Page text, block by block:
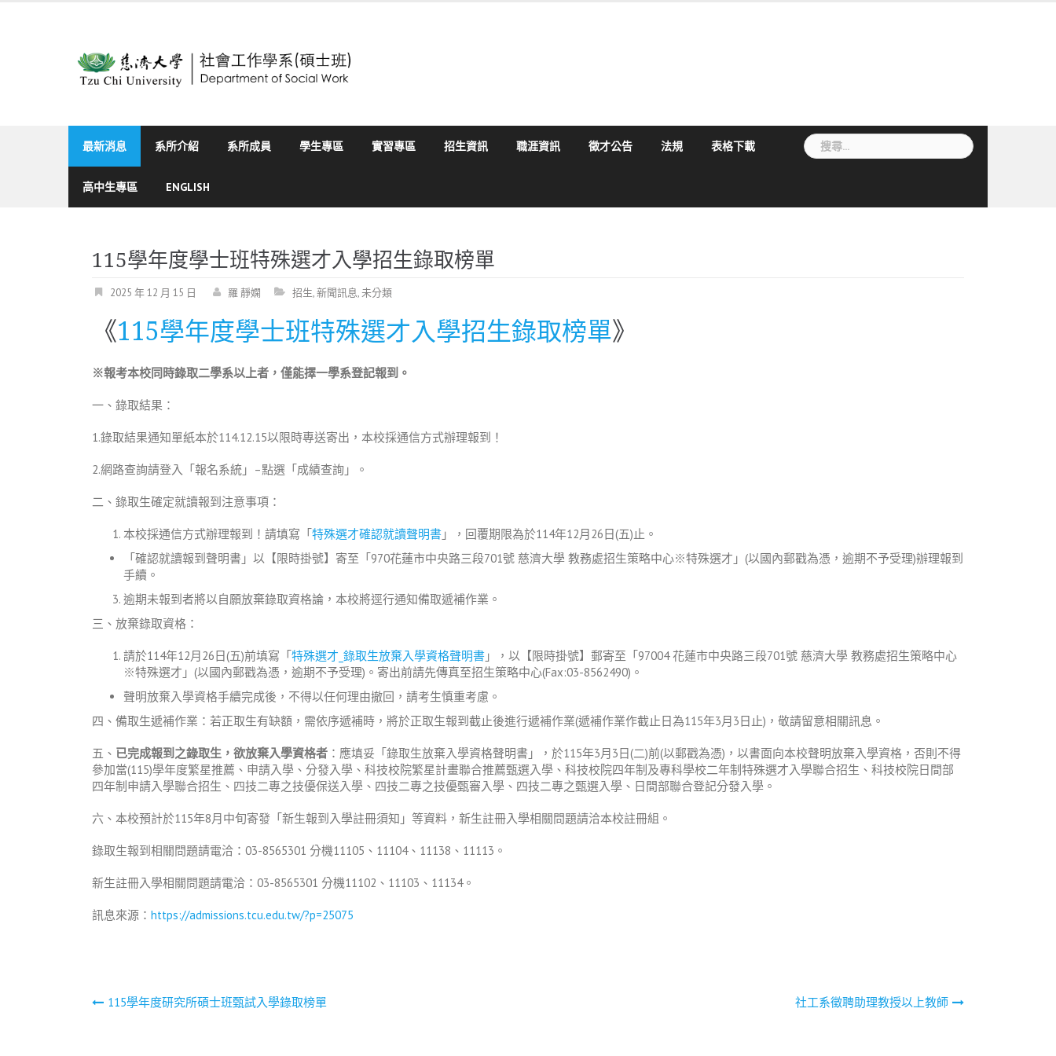
最新消息 系所介紹 系所成員 學生專區 實習專區 招生資訊 職涯資訊 徵才公告 法規 表格下載
高中生專區 ENGLISH
搜
尋
字:
115學年度學士班特殊選才入學招生錄取榜單
2025 年 12 月 15 日 羅 靜嫻 招生,新聞訊息,未分類
《115學年度學士班特殊選才入學招生錄取榜單》
※報考本校同時錄取二學系以上者，僅能擇一學系登記報到。
一、錄取結果：
1.錄取結果通知單紙本於114.12.15以限時專送寄出，本校採通信方式辦理報到！
2.網路查詢請登入「報名系統」–點選「成績查詢」。
二、錄取生確定就讀報到注意事項：
本校採通信方式辦理報到！請填寫「特殊選才確認就讀聲明書 」，回覆期限為於114年12月26日(五)止。
「確認就讀報到聲明書」以【限時掛號】寄至「970花蓮市中央路三段701號 慈濟大學 教務處招生策略中心※特殊選才」(以國內郵戳為憑，逾期不予受理)辦理報到
手續。
逾期未報到者將以自願放棄錄取資格論，本校將逕行通知備取遞補作業。
三、放棄錄取資格：
請於114年12月26日(五)前填寫「特殊選才_錄取生放棄入學資格聲明書 」，以【限時掛號】郵寄至「97004 花蓮市中央路三段701號 慈濟大學 教務處招生策略中心
※特殊選才」(以國內郵戳為憑，逾期不予受理)。寄出前請先傳真至招生策略中心(Fax:03-8562490)。
聲明放棄入學資格手續完成後，不得以任何理由撤回，請考生慎重考慮。
四、備取生遞補作業：若正取生有缺額，需依序遞補時，將於正取生報到截止後進行遞補作業(遞補作業作截止日為115年3月3日止)，敬請留意相關訊息。
五、 已完成報到之錄取生，欲放棄入學資格者 ：應填妥「錄取生放棄入學資格聲明書」，於115年3月3日(二)前(以郵戳為憑)，以書面向本校聲明放棄入學資格，否則不得
參加當(115)學年度繁星推薦、申請入學、分發入學、科技校院繁星計畫聯合推薦甄選入學、科技校院四年制及專科學校二年制特殊選才入學聯合招生、科技校院日間部
四年制申請入學聯合招生、四技二專之技優保送入學、四技二專之技優甄審入學、四技二專之甄選入學、日間部聯合登記分發入學。
六、本校預計於115年8月中旬寄發「新生報到入學註冊須知」等資料，新生註冊入學相關問題請洽本校註冊組。
錄取生報到相關問題請電洽：03-8565301 分機11105、11104、11138、11113。
新生註冊入學相關問題請電洽：03-8565301 分機11102、11103、11134。
訊息來源： https://admissions.tcu.edu.tw/?p=25075
文115學年度研究所碩士班甄試入學錄取榜單 社工系徵聘助理教授以上教師